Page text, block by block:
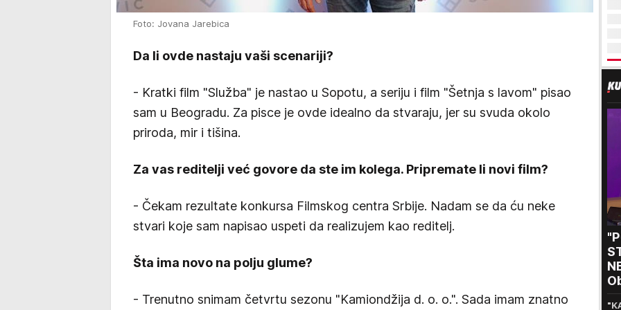
Foto: Jovana Jarebica
Da li ovde nastaju vaši scenariji?
- Kratki film "Služba" je nastao u Sopotu, a seriju i film "Šetnja s lavom" pisao
sam u Beogradu. Za pisce je ovde idealno da stvaraju, jer su svuda okolo
priroda, mir i tišina.
Za vas reditelji već govore da ste im kolega. Pripremate li novi film?
- Čekam rezultate konkursa Filmskog centra Srbije. Nadam se da ću neke
stvari koje sam napisao uspeti da realizujem kao reditelj.
Šta ima novo na polju glume?
- Trenutno snimam četvrtu sezonu "Kamiondžija d. o. o.". Sada imam znatno
i